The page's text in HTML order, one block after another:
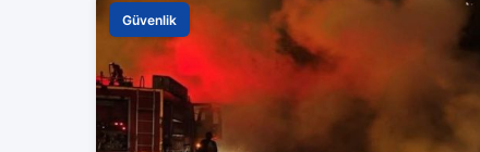
Güvenlik